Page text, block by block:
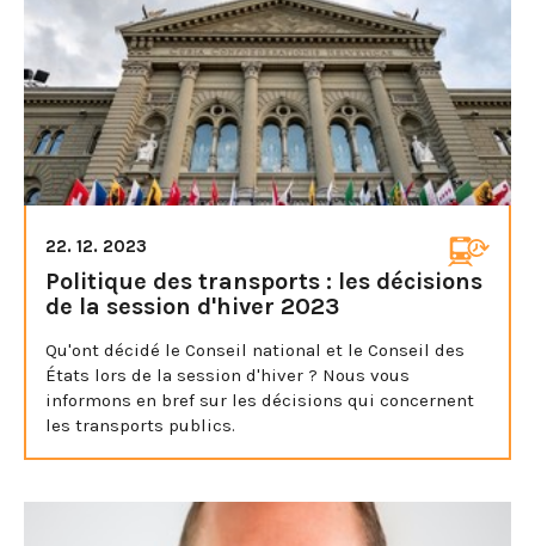
22. 12. 2023
Politique des transports : les décisions
de la session d'hiver 2023
Qu'ont décidé le Conseil national et le Conseil des
États lors de la session d'hiver ? Nous vous
informons en bref sur les décisions qui concernent
les transports publics.